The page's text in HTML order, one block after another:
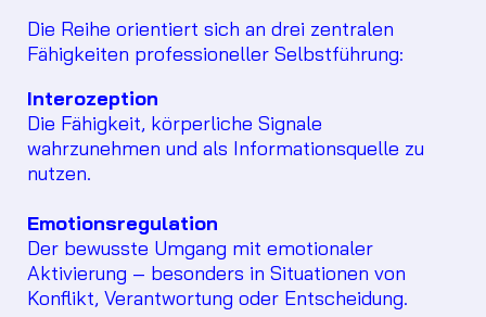
Die Reihe orientiert sich an drei zentralen
Fähigkeiten professioneller Selbstführung:
Interozeption
Die Fähigkeit, körperliche Signale
wahrzunehmen und als Informationsquelle zu
nutzen.
Emotionsregulation
Der bewusste Umgang mit emotionaler
Aktivierung – besonders in Situationen von
Konflikt, Verantwortung oder Entscheidung.